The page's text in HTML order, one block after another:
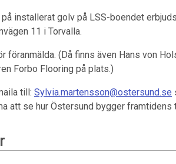
installerat golv på LSS-boendet
11 i Torvalla.
föranmälda. (Då finns även Hans von
Forbo Flooring på plats.)
till: Sylvia.martensson@ostersund.se
att se hur Östersund bygger framtidens